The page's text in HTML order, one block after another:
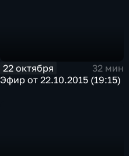
22 октября
32 мин
Эфир от 22.10.2015 (19:15)